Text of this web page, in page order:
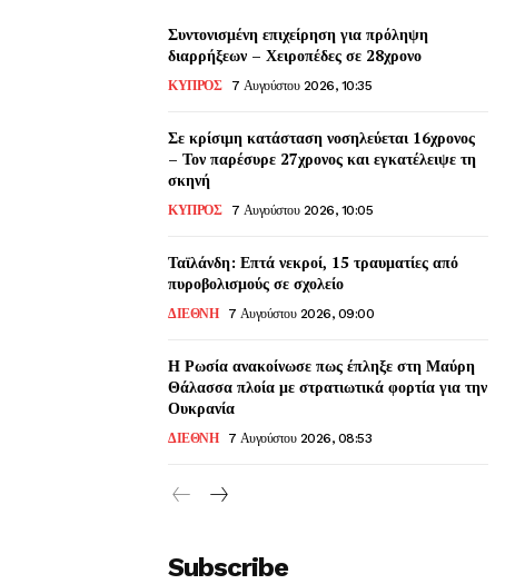
Συντονισμένη επιχείρηση για πρόληψη
διαρρήξεων – Χειροπέδες σε 28χρονο
ΚΥΠΡΟΣ 7 Αυγούστου 2026, 10:35
Σε κρίσιμη κατάσταση νοσηλεύεται 16χρονος
– Τον παρέσυρε 27χρονος και εγκατέλειψε τη
σκηνή
ΚΥΠΡΟΣ 7 Αυγούστου 2026, 10:05
Ταϊλάνδη: Επτά νεκροί, 15 τραυματίες από
πυροβολισμούς σε σχολείο
ΔΙΕΘΝΗ 7 Αυγούστου 2026, 09:00
Η Ρωσία ανακοίνωσε πως έπληξε στη Μαύρη
Θάλασσα πλοία με στρατιωτικά φορτία για την
Ουκρανία
ΔΙΕΘΝΗ 7 Αυγούστου 2026, 08:53
Subscribe